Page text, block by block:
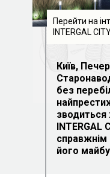
Київ,
без
INTERGAL
його
Перейти на
INTERGAL